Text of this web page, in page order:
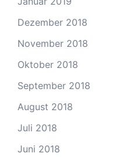
Dezember 2018
November 2018
Oktober 2018
September 2018
August 2018
Juli 2018
Juni 2018